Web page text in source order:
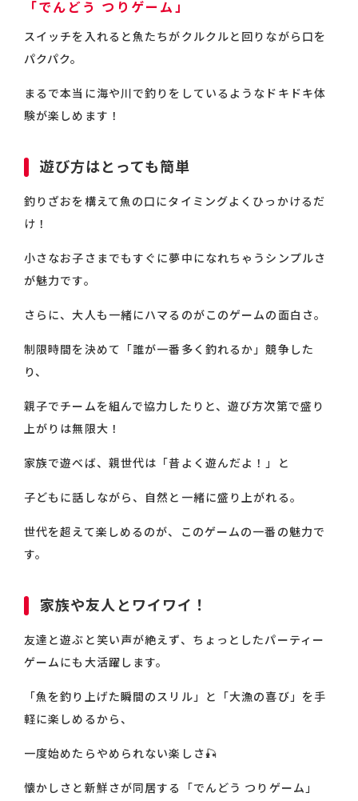
「でんどう つりゲーム」
スイッチを入れると魚たちがクルクルと回りながら口を
パクパク。
まるで本当に海や川で釣りをしているようなドキドキ体
験が楽しめます！
遊び方はとっても簡単
釣りざおを構えて魚の口にタイミングよくひっかけるだ
け！
小さなお子さまでもすぐに夢中になれちゃうシンプルさ
が魅力です。
さらに、大人も一緒にハマるのがこのゲームの面白さ。
制限時間を決めて「誰が一番多く釣れるか」競争した
り、
親子でチームを組んで協力したりと、遊び方次第で盛り
上がりは無限大！
家族で遊べば、親世代は「昔よく遊んだよ！」と
子どもに話しながら、自然と一緒に盛り上がれる。
世代を超えて楽しめるのが、このゲームの一番の魅力で
す。
家族や友人とワイワイ！
友達と遊ぶと笑い声が絶えず、ちょっとしたパーティー
ゲームにも大活躍します。
「魚を釣り上げた瞬間のスリル」と「大漁の喜び」を手
軽に楽しめるから、
一度始めたらやめられない楽しさ🎣
懐かしさと新鮮さが同居する「でんどう つりゲーム」